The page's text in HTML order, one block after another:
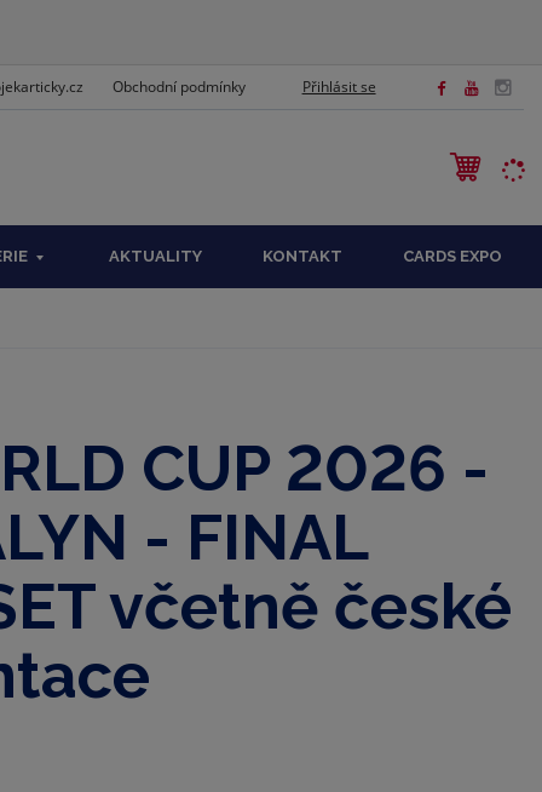
Obchodní podmínky Přihlásit se
AKTUALITY KONTAKT CARDS EXPO
CUP 2026 -
- FINAL
včetně české